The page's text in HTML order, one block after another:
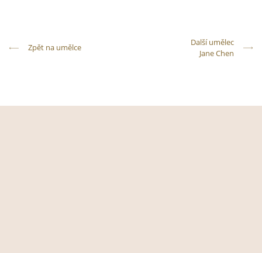
Zpět na umělce
Další umělec
Jane Chen